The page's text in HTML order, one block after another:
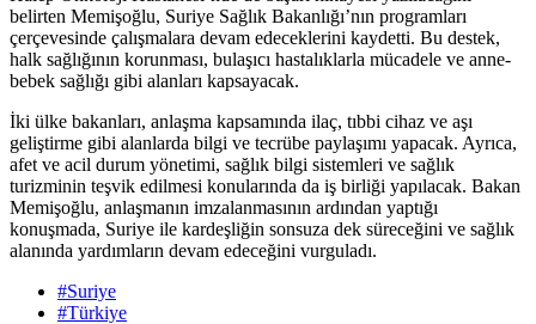
belirten Memişoğlu, Suriye Sağlık Bakanlığı’nın programları
çerçevesinde çalışmalara devam edeceklerini kaydetti. Bu destek,
halk sağlığının korunması, bulaşıcı hastalıklarla mücadele ve anne-
bebek sağlığı gibi alanları kapsayacak.
İki ülke bakanları, anlaşma kapsamında ilaç, tıbbi cihaz ve aşı
geliştirme gibi alanlarda bilgi ve tecrübe paylaşımı yapacak. Ayrıca,
afet ve acil durum yönetimi, sağlık bilgi sistemleri ve sağlık
turizminin teşvik edilmesi konularında da iş birliği yapılacak. Bakan
Memişoğlu, anlaşmanın imzalanmasının ardından yaptığı
konuşmada, Suriye ile kardeşliğin sonsuza dek süreceğini ve sağlık
alanında yardımların devam edeceğini vurguladı.
#Suriye
#Türkiye